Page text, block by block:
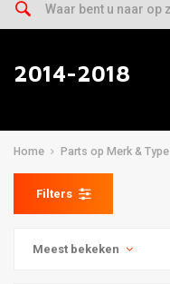
2014-2018
Home Parts op Merk & Type
Filters
Meest bekeken